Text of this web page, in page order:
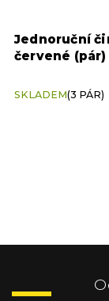
Jednoruční
červené (pár)
SKLADEM(3 PÁR)
Z